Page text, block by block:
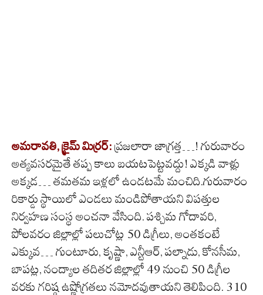
అమరావతి, క్రైమ్ మిర్ర‌ర్‌: ప్ర‌జ‌లారా జాగ్ర‌త్త‌…! గురువారం
అత్యవసరమైతే తప్ప కాలు బయటపెట్టవద్దు! ఎక్కడి వాళ్లు
అక్కడ… తమతమ ఇళ్లలో ఉండటమే మంచిది.గురువారం
రికార్డు స్థాయిలో ఎండలు మండిపోతాయని విపత్తుల
నిర్వహణ సంస్థ అంచనా వేసింది. పశ్చిమ గోదావరి,
పోలవరం జిల్లాల్లో పలుచోట్ల 50 డిగ్రీలు, అంతకంటే
ఎక్కువ… గుంటూరు, కృష్ణా, ఎన్టీఆర్‌, పల్నాడు, కోనసీమ,
బాపట్ల, నంద్యాల తదితర జిల్లాల్లో 49 నుంచి 50 డిగ్రీల
వరకు గరిష్ఠ ఉష్ణోగ్రతలు నమోదవుతాయని తెలిపింది. 310